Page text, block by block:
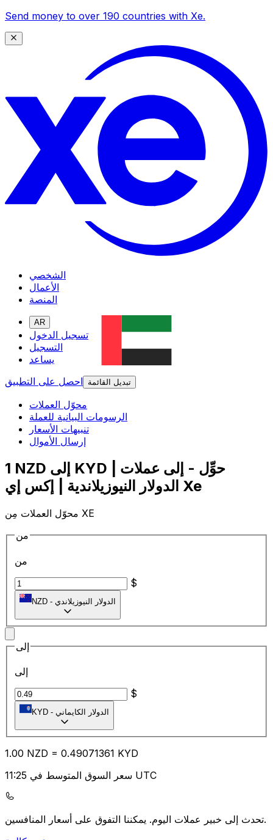
Send money to over 190 countries with Xe.
الشخصي
الأعمال
المنصة
AR
تسجيل الدخول
التسجيل
يساعد
احصل على التطبيق
تبديل القائمة
محوّل العملات
الرسومات البيانية للعملة
تنبيهات الأسعار
إرسال الأموال
1 NZD إلى KYD | حوِّل - إلى عملات
الدولار النيوزيلاندية | إكس إي Xe
محوّل العملات مِن XE
من
من
$
NZD - الدولار النيوزيلاندي
إلى
إلى
$
KYD - الدولار الكايماني
1.00 NZD = 0.49071361 KYD
سعر السوق المتوسط في 11:25 UTC
تحدث إلى خبير عملات اليوم.يمكننا التفوق على أسعار المنافسين.